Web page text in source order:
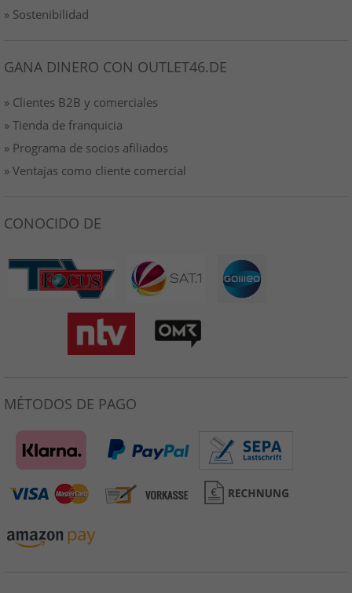
» Sostenibilidad
GANA DINERO CON OUTLET46.DE
» Clientes B2B y comerciales
» Tienda de franquicia
» Programa de socios afiliados
» Ventajas como cliente comercial
CONOCIDO DE
MÉTODOS DE PAGO